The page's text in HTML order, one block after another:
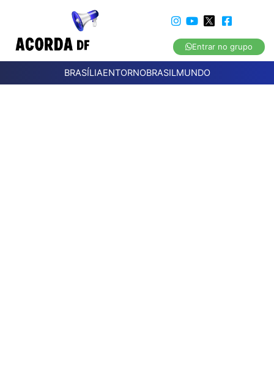
Entrar no grupo
BRASÍLIAENTORNOBRASILMUNDO